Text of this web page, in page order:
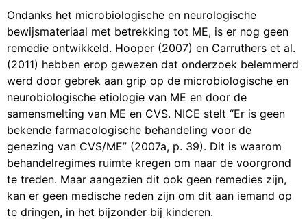
Ondanks het microbiologische en neurologische
bewijsmateriaal met betrekking tot ME, is er nog geen
remedie ontwikkeld. Hooper (2007) en Carruthers et al.
(2011) hebben erop gewezen dat onderzoek belemmerd
werd door gebrek aan grip op de microbiologische en
neurobiologische etiologie van ME en door de
samensmelting van ME en CVS. NICE stelt “Er is geen
bekende farmacologische behandeling voor de
genezing van CVS/ME” (2007a, p. 39). Dit is waarom
behandelregimes ruimte kregen om naar de voorgrond
te treden. Maar aangezien dit ook geen remedies zijn,
kan er geen medische reden zijn om dit aan iemand op
te dringen, in het bijzonder bij kinderen.